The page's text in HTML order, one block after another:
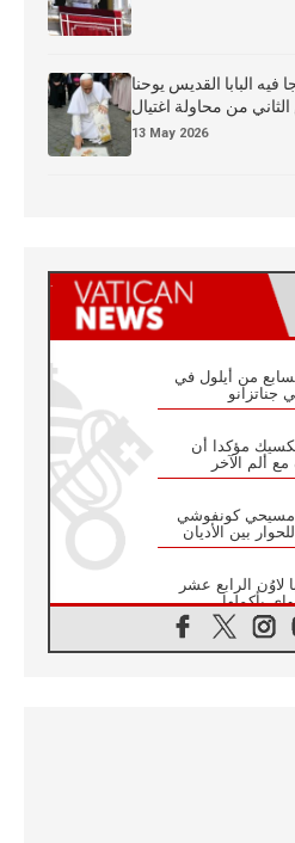
فيه البابا القديس يوحنا
من محاولة اغتيال
13 May 2026
من أيلول في
جناتزانو
مؤكدا أن
ألم الآخر
مسيحي كونفوشي
بين الأديان
لاوُن الرابع عشر
بأكملها
الرسولية للبابا لاوُن